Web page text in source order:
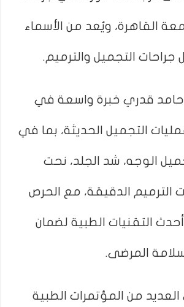
القاهرة، ويُعد من الأسماء
جراحات التجميل والترميم.
حامد قدري خبرة واسعة في
التجميل الحديثة، بما في
الوجه، شد الجلد، نحت
الترميم الدقيقة، مع الحرص
التقنيات الطبية لضمان
المرضى.
من المؤتمرات الطبية